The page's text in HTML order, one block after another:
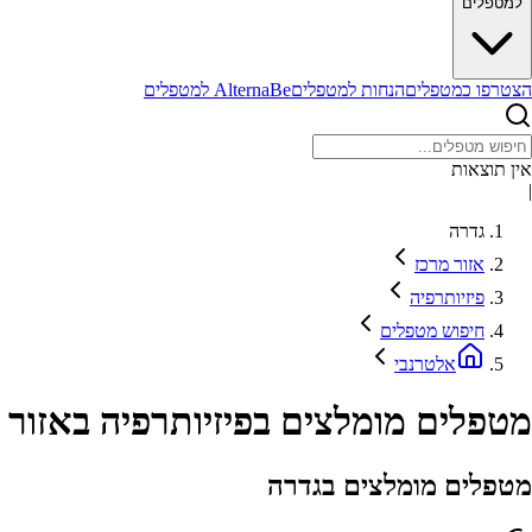
הצטרפו כמטפליםהנחות למטפליםAlternaBe למטפלים
אין תוצאות
|
גדרה
אזור מרכז
פיזיותרפיה
חיפוש מטפלים
אלטרנבי
מטפלים מומלצים בפיזיותרפיה
מטפלים מומלצים בגדרה